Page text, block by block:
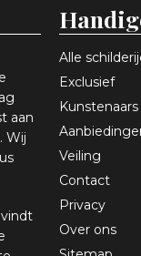
aan
. Wij
Alle
Exclusief
Kunstenaars
Veiling
Contact
Privacy
Over ons